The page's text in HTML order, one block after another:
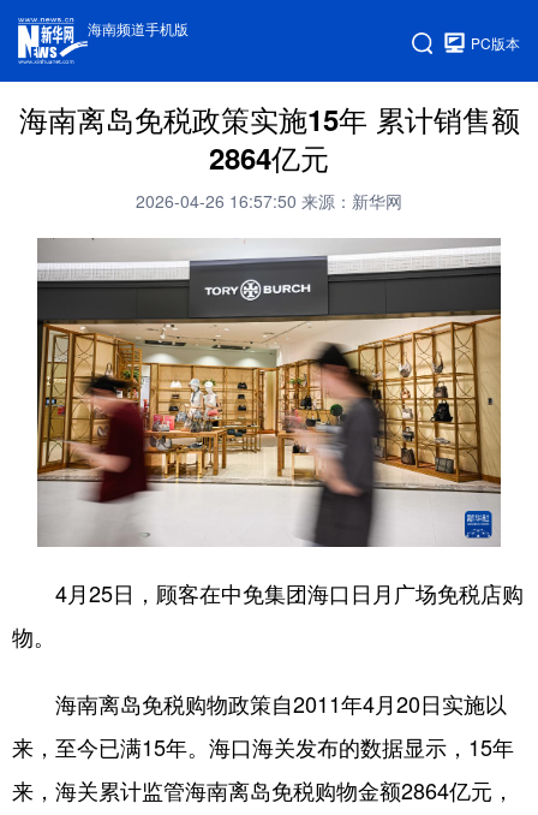
海南频道手机版
PC版本
海南离岛免税政策实施15年 累计销售额
2864亿元
2026-04-26 16:57:50 来源：新华网
4月25日，顾客在中免集团海口日月广场免税店购
物。
海南离岛免税购物政策自2011年4月20日实施以
来，至今已满15年。海口海关发布的数据显示，15年
来，海关累计监管海南离岛免税购物金额2864亿元，